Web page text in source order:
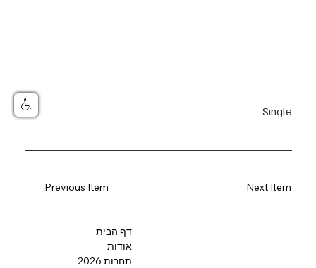
Single
Next Item
Previous Item
דף הבית
אודות
תחרות 2026